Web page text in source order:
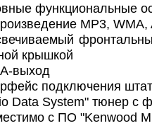
функциональные
MP3,
крышкой
выход
подключения
Data System" тюнер с
с ПО "Kenwood